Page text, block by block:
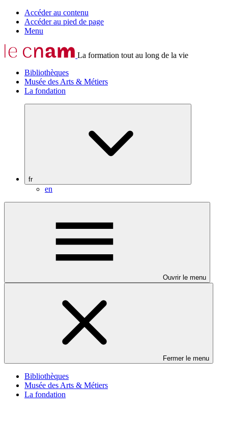
Accéder au contenu
Accéder au pied de page
Menu
La formation tout au long de la vie
Bibliothèques
Musée des Arts & Métiers
La fondation
fr
en
Ouvrir le menu
Fermer le menu
Bibliothèques
Musée des Arts & Métiers
La fondation